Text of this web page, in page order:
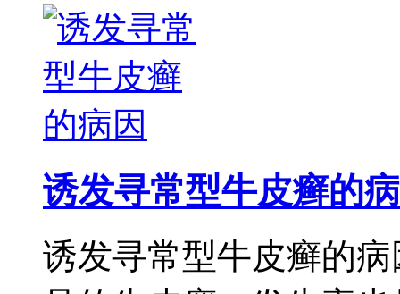
诱发寻常型牛皮癣的病
诱发寻常型牛皮癣的